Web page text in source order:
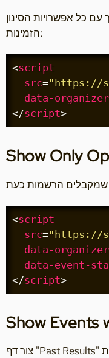
כל אפשרויות הסינון
הזמינות:
<script
src="https://
data-
</script>
Show Only
<script
src="https://
data-
data-event-
</script>
Show Events
צור דף "Past Results" המציג אירועים שיש להם תוצאות